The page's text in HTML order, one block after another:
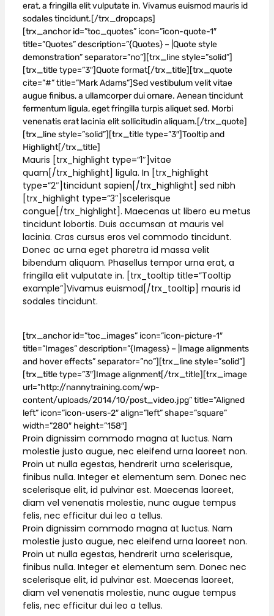
erat, a fringilla elit vulputate in. Vivamus euismod mauris id
sodales tincidunt.[/trx_dropcaps]
[trx_anchor id=”toc_quotes” icon=”icon-quote-1″
title=”Quotes” description=”{Quotes} – |Quote style
demonstration” separator=”no”][trx_line style=”solid”]
[trx_title type=”3″]Quote format[/trx_title][trx_quote
cite=”#” title=”Mark Adams”]Sed vestibulum velit vitae
augue finibus, a ullamcorper dui ornare. Aenean tincidunt
fermentum ligula, eget fringilla turpis aliquet sed. Morbi
venenatis erat lacinia elit sollicitudin aliquam.[/trx_quote]
[trx_line style=”solid”][trx_title type=”3″]Tooltip and
Highlight[/trx_title]
Mauris [trx_highlight type=”1″]vitae
quam[/trx_highlight] ligula. In [trx_highlight
type=”2″]tincidunt sapien[/trx_highlight] sed nibh
[trx_highlight type=”3″]scelerisque
congue[/trx_highlight]. Maecenas ut libero eu metus
tincidunt lobortis. Duis accumsan at mauris vel
lacinia. Cras cursus eros vel commodo tincidunt.
Donec ac urna eget pharetra id massa velit
bibendum aliquam. Phasellus tempor urna erat, a
fringilla elit vulputate in. [trx_tooltip title=”Tooltip
example”]Vivamus euismod[/trx_tooltip] mauris id
sodales tincidunt.
[trx_anchor id=”toc_images” icon=”icon-picture-1″
title=”Images” description=”{Imagess} – |Image alignments
and hover effects” separator=”no”][trx_line style=”solid”]
[trx_title type=”3″]Image alignment[/trx_title][trx_image
url=”http://nannytraining.com/wp-
content/uploads/2014/10/post_video.jpg” title=”Aligned
left” icon=”icon-users-2″ align=”left” shape=”square”
width=”280″ height=”158″]
Proin dignissim commodo magna at luctus. Nam
molestie justo augue, nec eleifend urna laoreet non.
Proin ut nulla egestas, hendrerit urna scelerisque,
finibus nulla. Integer et elementum sem. Donec nec
scelerisque elit, id pulvinar est. Maecenas laoreet,
diam vel venenatis molestie, nunc augue tempus
felis, nec efficitur dui leo a tellus.
Proin dignissim commodo magna at luctus. Nam
molestie justo augue, nec eleifend urna laoreet non.
Proin ut nulla egestas, hendrerit urna scelerisque,
finibus nulla. Integer et elementum sem. Donec nec
scelerisque elit, id pulvinar est. Maecenas laoreet,
diam vel venenatis molestie, nunc augue tempus
felis, nec efficitur dui leo a tellus.